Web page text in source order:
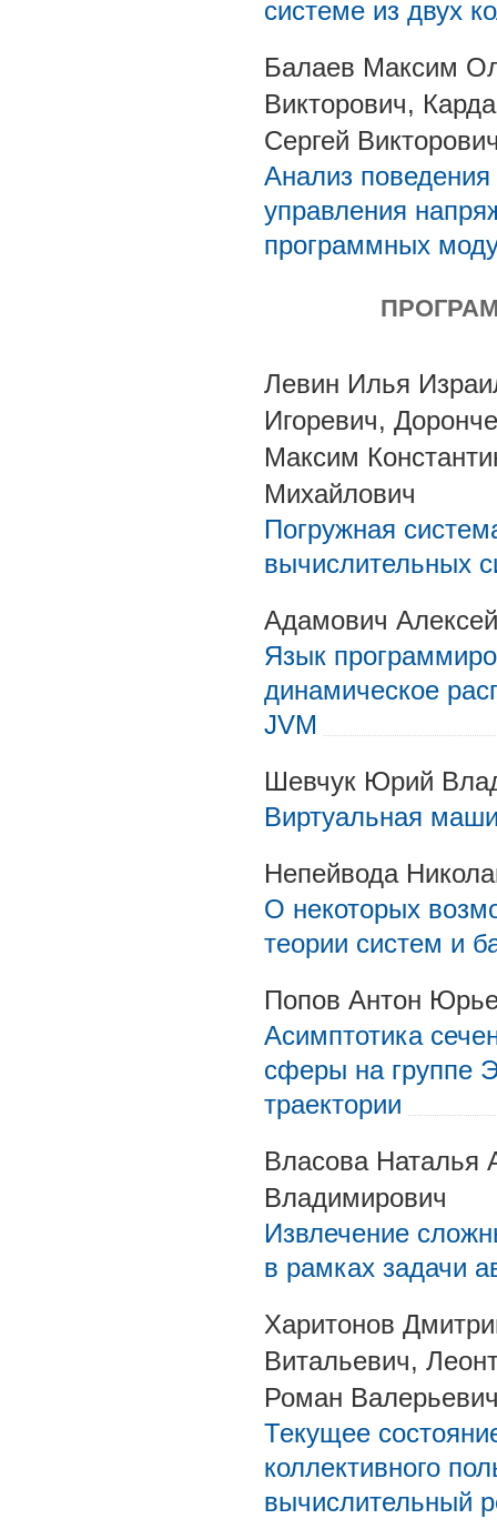
системе из двух
Балаев Максим
Викторович,
Сергей
Анализ
управления
программных
Левин Илья
Игоревич,
Максим
Михайлович
Погружная
вычислительных
Адамович
Язык
динамическое
JVM
Шевчук Юрий
Виртуальная
Непейвода
О некоторых
теории систем и
Попов Антон
Асимптотика
сферы на группе
траектории
Власова Наталья
Владимирович
Извлечение
в рамках задачи
Харитонов
Витальевич,
Роман
Текущее
коллективного
вычислительный